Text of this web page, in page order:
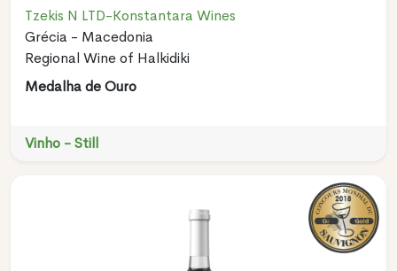
Tzekis N LTD-Konstantara Wines
Grécia - Macedonia
Regional Wine of Halkidiki
Medalha de Ouro
Vinho - Still